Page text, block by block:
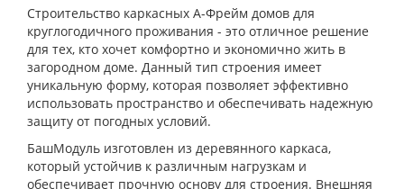
Строительство каркасных А-Фрейм домов для
круглогодичного проживания - это отличное решение
для тех, кто хочет комфортно и экономично жить в
загородном доме. Данный тип строения имеет
уникальную форму, которая позволяет эффективно
использовать пространство и обеспечивать надежную
защиту от погодных условий.
БашМодуль изготовлен из деревянного каркаса,
который устойчив к различным нагрузкам и
обеспечивает прочную основу для строения. Внешняя